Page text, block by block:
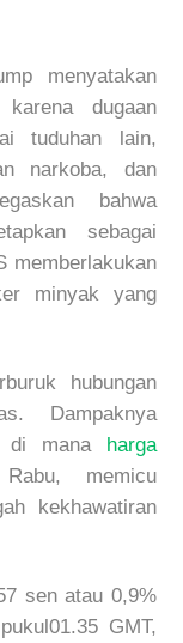
menyatakan
karena dugaan
tuduhan lain,
narkoba, dan
bahwa
sebagai
memberlakukan
minyak yang
hubungan
Dampaknya
mana harga
Rabu, memicu
kekhawatiran
sen atau 0,9%
pukul01.35 GMT,